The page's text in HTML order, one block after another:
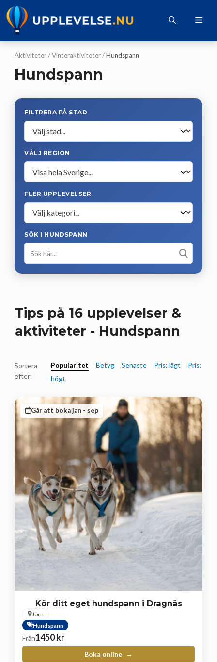
Hoppa
till
innehåll
Aktiviteter/Vinteraktiviteter/Hundspann
Hundspann
FILTRERA PÅ STAD
VÄLJ REGION
FLER UPPLEVELSER
SÖK I HUNDSPANN
Tips på 16 upplevelser &
aktiviteter - Hundspann
Sortera
efter:
Popularitet Betyg Senaste Pris: lågt
Pris:
högt
Går att boka jan - sep
Kör ditt eget hundspann i Dragnäs
Jörn
Hundspann
Från1450kr
Boka online